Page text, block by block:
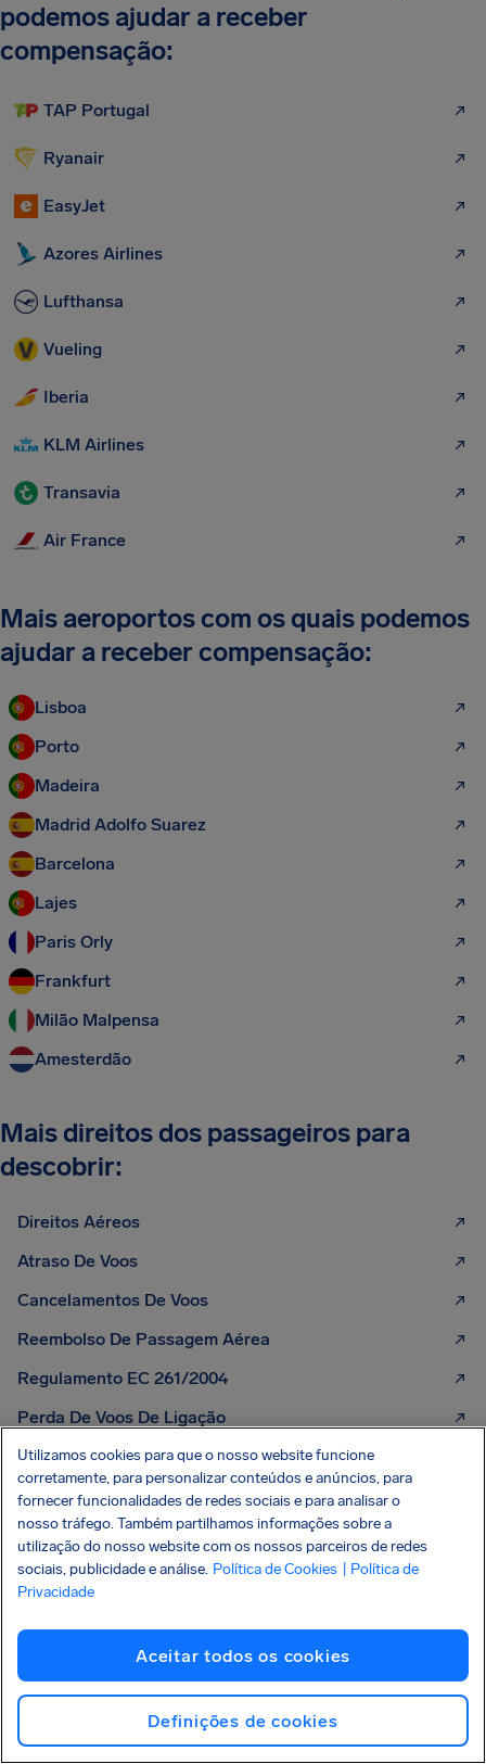
podemos ajudar a receber
compensação:
TAP Portugal
Ryanair
EasyJet
Azores Airlines
Lufthansa
Vueling
Iberia
KLM Airlines
Transavia
Air France
Mais aeroportos com os quais podemos
ajudar a receber compensação:
Lisboa
Porto
Madeira
Madrid Adolfo Suarez
Barcelona
Lajes
Paris Orly
Frankfurt
Milão Malpensa
Amesterdão
Mais direitos dos passageiros para
descobrir:
Direitos Aéreos
Atraso De Voos
Cancelamentos De Voos
Reembolso De Passagem Aérea
Regulamento EC 261/2004
Perda De Voos De Ligação
Embarque Recusado
Problemas De Bagagem
Cancelamento De Voo Por Mau Tempo
Greve Das Companhias Aéreas
CONHEÇA OS SEUS DIREITOS
Consulte o nosso guia prático
O seu guia sobre os direitos
Utilizamos cookies para que o nosso website funcione
corretamente, para personalizar conteúdos e anúncios, para
fornecer funcionalidades de redes sociais e para analisar o
nosso tráfego. Também partilhamos informações sobre a
utilização do nosso website com os nossos parceiros de redes
sociais, publicidade e análise. Política de Cookies
| Política de
Privacidade
Aceitar todos os cookies
Definições de cookies